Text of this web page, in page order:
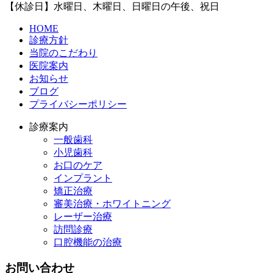
【休診日】水曜日、木曜日、日曜日の午後、祝日
HOME
診療方針
当院のこだわり
医院案内
お知らせ
ブログ
プライバシーポリシー
診療案内
一般歯科
小児歯科
お口のケア
インプラント
矯正治療
審美治療・ホワイトニング
レーザー治療
訪問診療
口腔機能の治療
お問い合わせ